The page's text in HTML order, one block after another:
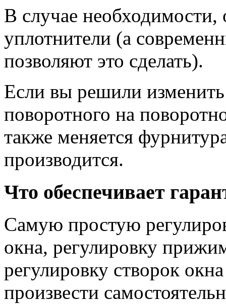
В случае необходимости,
уплотнители (а
позволяют это сделать).
Если вы решили
поворотного на
также меняется
производится.
Что обеспечивает
Самую простую
окна, регулировку
регулировку створок
произвести